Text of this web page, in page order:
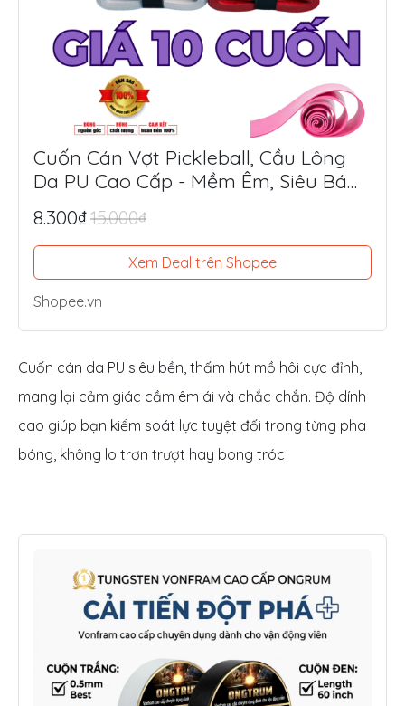
Cuốn Cán Vợt Pickleball, Cầu Lông
Da PU Cao Cấp - Mềm Êm, Siêu Bám
Tay, Chống Trượt Tối Ưu
8.300₫15.000₫
Xem Deal trên Shopee
Shopee.vn
Cuốn cán da PU siêu bền, thấm hút mồ hôi cực đỉnh,
mang lại cảm giác cầm êm ái và chắc chắn. Độ dính
cao giúp bạn kiểm soát lực tuyệt đối trong từng pha
bóng, không lo trơn trượt hay bong tróc